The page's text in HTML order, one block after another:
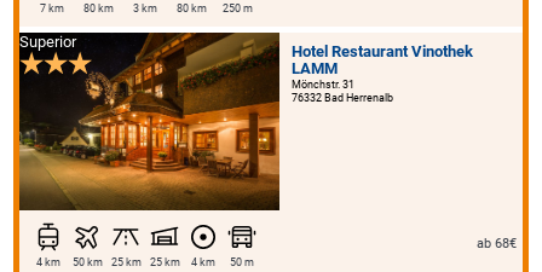
7 km 80 km 3 km 80 km 250 m
Hotel Restaurant Vinothek
LAMM
Mönchstr. 31
76332 Bad Herrenalb
Superior
4 km 50 km 25 km 25 km 4 km 50 m
ab 68€